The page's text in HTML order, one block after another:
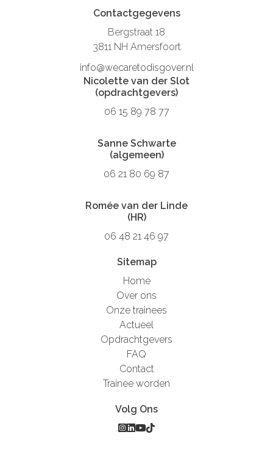
Contactgegevens
Bergstraat 18
3811 NH Amersfoort
info@wecaretodisgover.nl
Nicolette van der Slot
(opdrachtgevers)
06 15 89 78 77
Sanne Schwarte
(algemeen)
06 21 80 69 87
Romée van der Linde
(HR)
06 48 21 46 97
Sitemap
Home
Over ons
Onze trainees
Actueel
Opdrachtgevers
FAQ
Contact
Trainee worden
Volg Ons